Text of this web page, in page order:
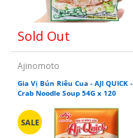
Sold Out
Ajinomoto
Gia Vị Bún Riêu Cua - AJI QUICK -
Crab Noodle Soup 54G x 120
SALE